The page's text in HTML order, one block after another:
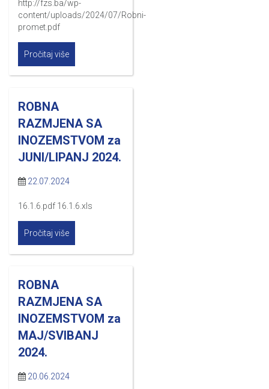
http://fzs.ba/wp-
content/uploads/2024/07/Robni-
promet.pdf
Pročitaj više
ROBNA
RAZMJENA SA
INOZEMSTVOM za
JUNI/LIPANJ 2024.
22.07.2024
16.1.6.pdf 16.1.6.xls
Pročitaj više
ROBNA
RAZMJENA SA
INOZEMSTVOM za
MAJ/SVIBANJ
2024.
20.06.2024